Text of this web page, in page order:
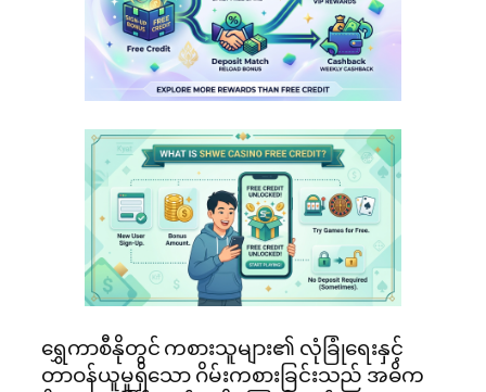
ရွှေကာစီနိုတွင် ကစားသူများ၏ လုံခြုံရေးနှင့်
တာဝန်ယူမှုရှိသော ဂိမ်းကစားခြင်းသည် အဓိက